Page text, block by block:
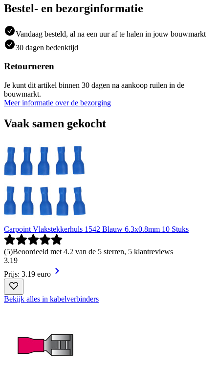
Bestel- en bezorginformatie
Vandaag besteld, al na een uur af te halen in jouw bouwmarkt
30 dagen bedenktijd
Retourneren
Je kunt dit artikel binnen 30 dagen na aankoop ruilen in de
bouwmarkt.
Meer informatie over de bezorging
Vaak samen gekocht
Carpoint Vlakstekkerhuls 1542 Blauw 6.3x0.8mm 10 Stuks
(5)Beoordeeld met 4.2 van de 5 sterren, 5 klantreviews
3.19
Prijs: 3.19 euro
Bekijk alles in kabelverbinders